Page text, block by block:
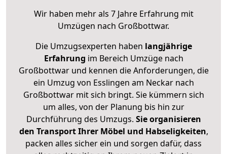
Wir haben mehr als 7 Jahre Erfahrung mit
Umzügen nach Großbottwar.
Die Umzugsexperten haben langjährige
Erfahrung im Bereich Umzüge nach
Großbottwar und kennen die Anforderungen, die
ein Umzug von Esslingen am Neckar nach
Großbottwar mit sich bringt. Sie kümmern sich
um alles, von der Planung bis hin zur
Durchführung des Umzugs. Sie organisieren
den Transport Ihrer Möbel und Habseligkeiten,
packen alles sicher ein und sorgen dafür, dass